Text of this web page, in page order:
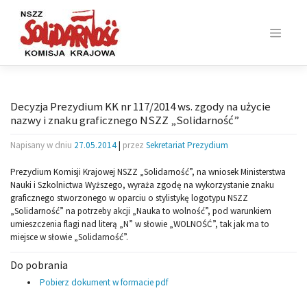
content
Decyzja Prezydium KK nr 117/2014 ws. zgody na użycie
nazwy i znaku graficznego NSZZ „Solidarność”
Napisany w dniu 27.05.2014| przez Sekretariat Prezydium
Prezydium Komisji Krajowej NSZZ „Solidarność”, na wniosek Ministerstwa
Nauki i Szkolnictwa Wyższego, wyraża zgodę na wykorzystanie znaku
graficznego stworzonego w oparciu o stylistykę logotypu NSZZ
„Solidarność” na potrzeby akcji „Nauka to wolność”, pod warunkiem
umieszczenia flagi nad literą „N” w słowie „WOLNOŚĆ”, tak jak ma to
miejsce w słowie „Solidarność”.
Do pobrania
Pobierz dokument w formacie pdf